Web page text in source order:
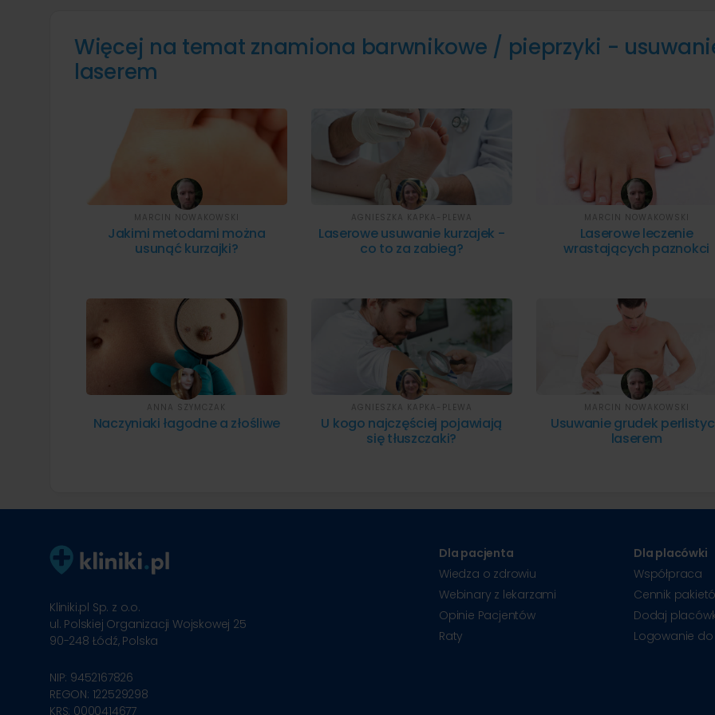
Więcej na temat znamiona barwnikowe / pieprzyki -
laserem
Jakimi metodami można
usunąć kurzajki?
MARCIN NOWAKOWSKI
Laserowe usuwanie kurzajek -
co to za zabieg?
AGNIESZKA KAPKA-PLEWA
Laserowe leczenie
wrastających paznokci
MARCIN NOWAKOWSKI
Naczyniaki łagodne a złośliwe
ANNA SZYMCZAK
U kogo najczęściej pojawiają
się tłuszczaki?
AGNIESZKA KAPKA-PLEWA
Usuwanie grudek
laserem
MARCIN NOWAKOWSKI
Kliniki.pl Sp. z o.o.
ul. Polskiej Organizacji Wojskowej 25
90-248 Łódź, Polska
NIP: 9452167826
REGON: 122529298
KRS: 0000414677
Dla pacjenta
Wiedza o zdrowiu
Webinary z lekarzami
Opinie Pacjentów
Raty
Dla placówki
Współpraca
Cennik
Dodaj
Logowanie